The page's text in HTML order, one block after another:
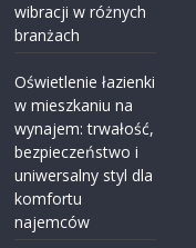
wibracji w różnych
branżach
Oświetlenie łazienki
w mieszkaniu na
wynajem: trwałość,
bezpieczeństwo i
uniwersalny styl dla
komfortu
najemców